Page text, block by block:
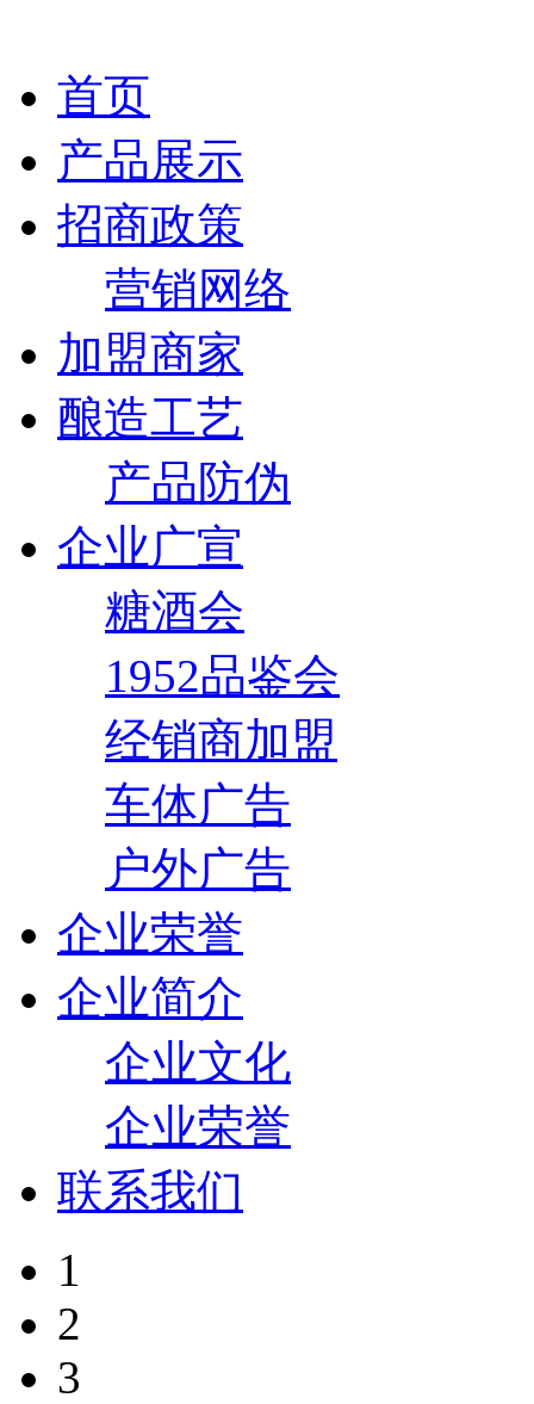
首页
产品展示
招商政策
营销网络
加盟商家
酿造工艺
产品防伪
企业广宣
糖酒会
1952品鉴会
经销商加盟
车体广告
户外广告
企业荣誉
企业简介
企业文化
企业荣誉
联系我们
1
2
3